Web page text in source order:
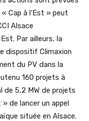
Cap à l’Est » peut
Alsace
Par ailleurs, la
dispositif Climaxion
du PV dans la
160 projets à
de 5,2 MW de projets
de lancer un appel
située en Alsace.